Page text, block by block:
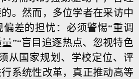
。然而，多位学者在采访中
差的担忧：必须警惕“重调
”“盲目追逐热点、忽视特色
从国家规划、学校定位、评
系统性改革，真正推动高等